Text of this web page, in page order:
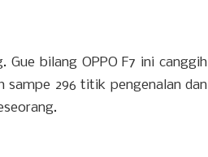
bilang OPPO F7 ini canggih
sampe 296 titik pengenalan dan